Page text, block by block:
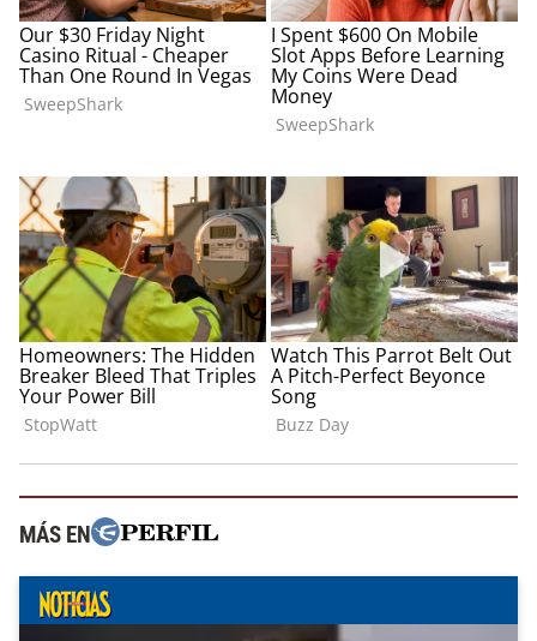
MÁS EN